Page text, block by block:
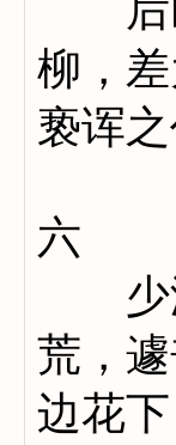
柳，
亵诨
六
少游
荒，
边花